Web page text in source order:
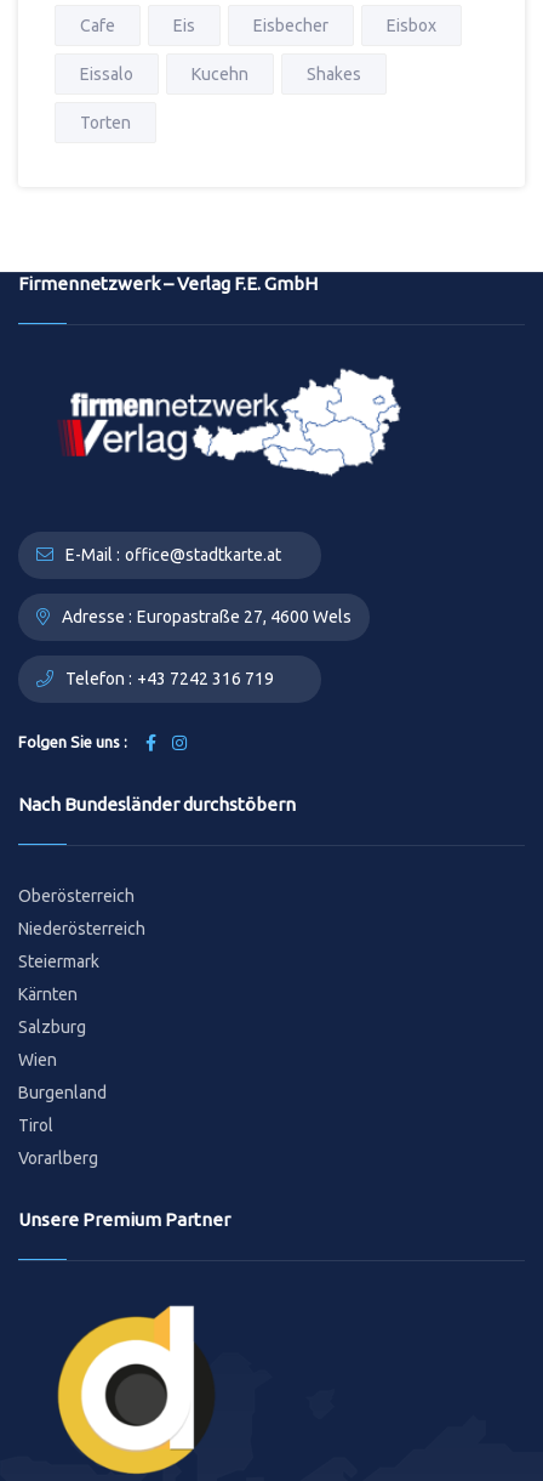
Cafe Eis Eisbecher Eisbox
Eissalo Kucehn Shakes
Torten
Firmennetzwerk – Verlag F.E. GmbH
E-Mail : office@stadtkarte.at
Adresse : Europastraße 27, 4600 Wels
Telefon : +43 7242 316 719
Folgen Sie uns :
Nach Bundesländer durchstöbern
Oberösterreich
Niederösterreich
Steiermark
Kärnten
Salzburg
Wien
Burgenland
Tirol
Vorarlberg
Unsere Premium Partner